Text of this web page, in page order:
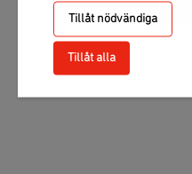
Tillåt nödvändiga
Tillåt alla